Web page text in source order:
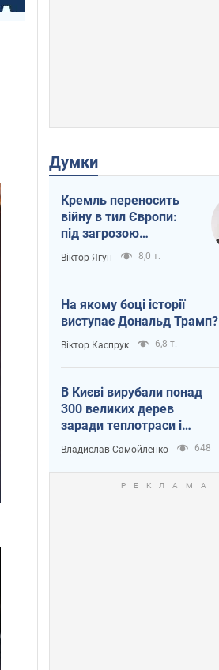
Думки
Кремль переносить
війну в тил Європи:
під загрозою
критична логістика
Віктор Ягун 8,0 т.
На якому боці історії
виступає Дональд Трамп?
Віктор Каспрук 6,8 т.
В Києві вирубали понад
300 великих дерев
заради теплотраси і
всупереч Генплану
Владислав Самойленко 648